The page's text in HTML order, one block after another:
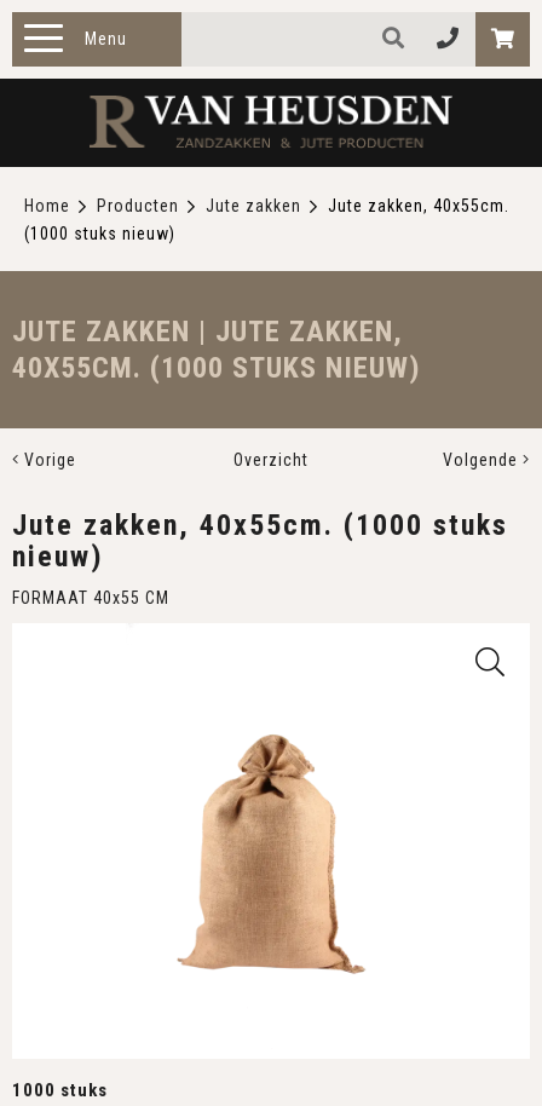
Menu
ZAKELIJK
OVER ONS
Home Producten Jute zakken
Jute zakken, 40x55cm.
(1000 stuks nieuw)
JUTE ZAKKEN | JUTE ZAKKEN,
40X55CM. (1000 STUKS NIEUW)
Vorige Overzicht Volgende
Jute zakken, 40x55cm. (1000 stuks
nieuw)
FORMAAT 40x55 CM
1000 stuks